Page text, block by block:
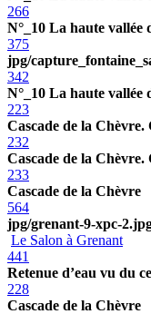
266
N°_10 La haute vallée
375
jpg/
342
N°_10 La haute vallée
223
Cascade de la
232
Cascade de la
233
Cascade de la Chèvre
564
jpg/grenant-9-xpc-
Le Salon à Grenant
441
Retenue d’eau vu du
228
Cascade de la Chèvre